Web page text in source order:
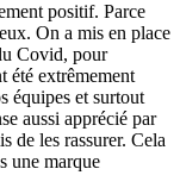
positif. Parce
On a mis en place
Covid, pour
été extrêmement
équipes et surtout
aussi apprécié par
de les rassurer. Cela
une marque